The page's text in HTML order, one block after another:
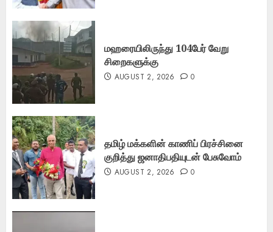
மஹரையிலிருந்து 104பேர் வேறு
சிறைகளுக்கு
AUGUST 2, 2026 0
தமிழ் மக்களின் காணிப் பிரச்சினை
குறித்து ஜனாதிபதியுடன் பேசுவோம்
AUGUST 2, 2026 0